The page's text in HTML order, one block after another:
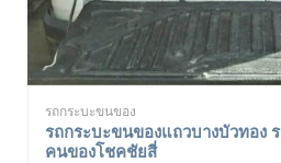
รถกระบะขนของ
รถกระบะขนของแถวบางบัวทอง
คนของโชคชัยสี่